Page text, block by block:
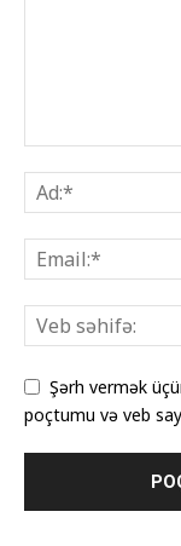
Şərh vermək
poçtumu və veb